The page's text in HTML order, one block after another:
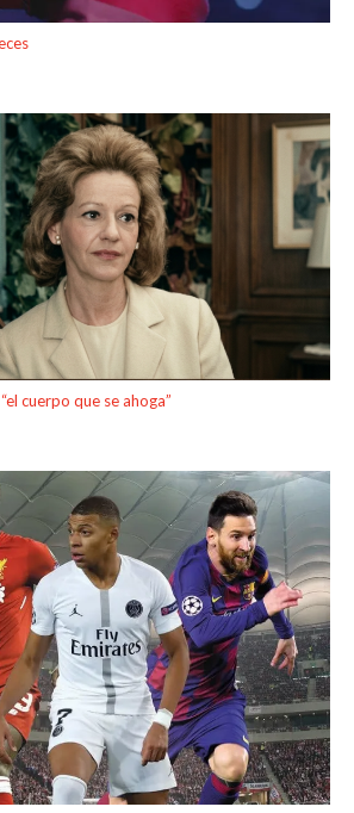
cuerpo que se ahoga”